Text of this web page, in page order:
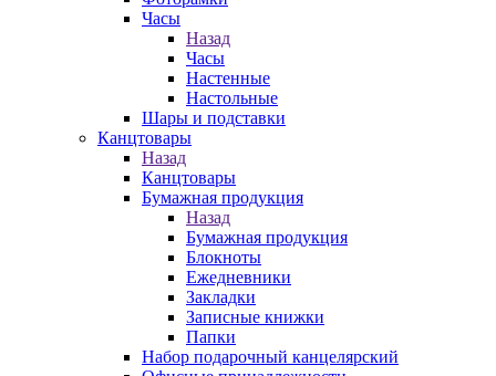
Часы
Назад
Часы
Настенные
Настольные
Шары и подставки
Канцтовары
Назад
Канцтовары
Бумажная продукция
Назад
Бумажная продукция
Блокноты
Ежедневники
Закладки
Записные книжки
Папки
Набор подарочный канцелярский